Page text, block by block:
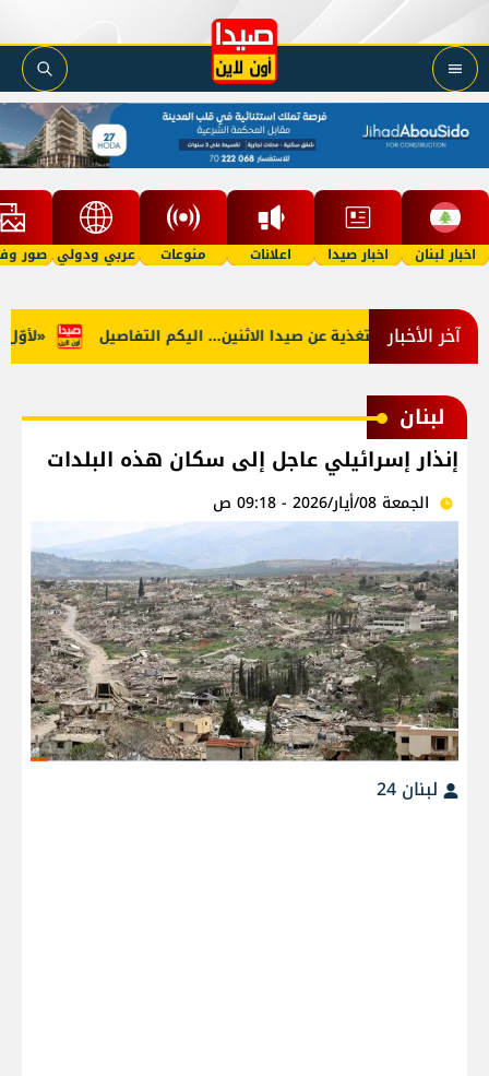
اخبار لبنان اخبار صيدا اعلانات منوعات عربي ودولي صور
آخر الأخبار «لأوّل توقف التغذية عن صيدا الاثنين... اليكم التفاصيل
لبنان
إنذار إسرائيلي عاجل إلى سكان هذه البلدات
الجمعة 08/أيار/2026 - 09:18 ص
لبنان 24